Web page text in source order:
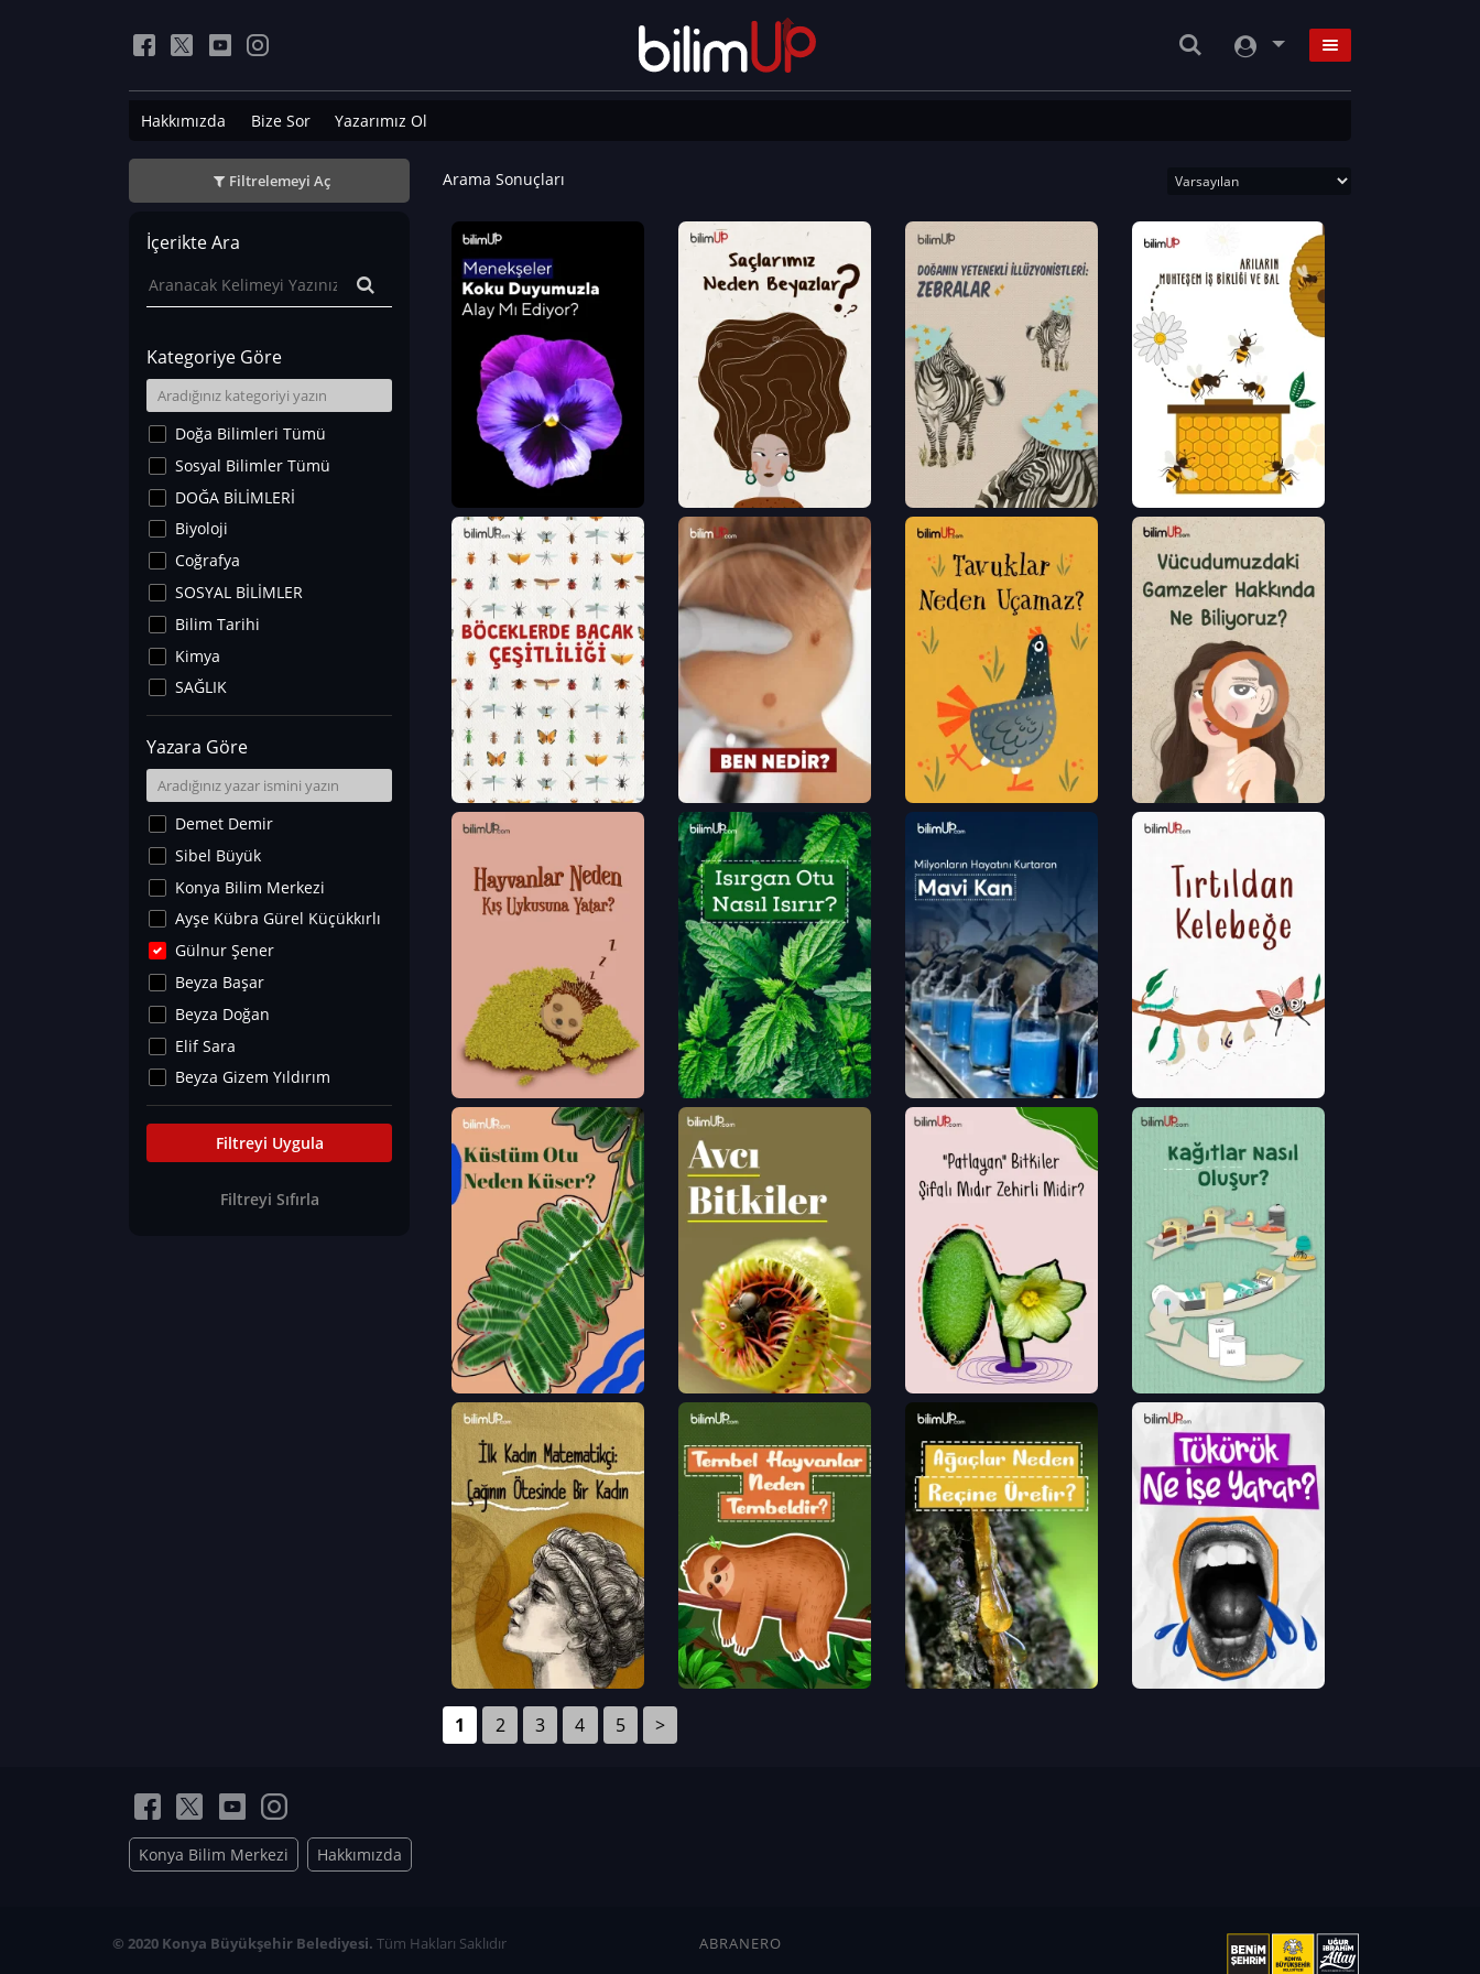
Hakkımızda Bize Sor Yazarımız Ol
Filtrelemeyi Aç
İçerikte Ara
Kategoriye Göre
Doğa Bilimleri Tümü
Sosyal Bilimler Tümü
DOĞA BİLİMLERİ
Biyoloji
Coğrafya
SOSYAL BİLİMLER
Bilim Tarihi
Kimya
SAĞLIK
Sanat Tarihi
Fizik
Yer Bilimleri
Astronomi ve Uzay
Noroloji
Matematik
Teknoloji
İklim Değişikliği
Arkeoloji
Kültür&Sanat
Yaşam Tavsiyeleri
Merakoloji
Eğitim Bilimleri
Yazara Göre
Demet Demir
Sibel Büyük
Konya Bilim Merkezi
Ayşe Kübra Gürel Küçükkırlı
Gülnur Şener
Beyza Başar
Beyza Doğan
Elif Sara
Beyza Gizem Yıldırım
İlknur İyigökler
Büşra Elif Kıvrak
Can TORUN
Filtreyi Uygula
Filtreyi Sıfırla
Arama Sonuçları
1 2 3 4 5 >
Konya Bilim Merkezi Hakkımızda
© 2020 Konya Büyükşehir Belediyesi. Tüm Hakları Saklıdır ABRANERO